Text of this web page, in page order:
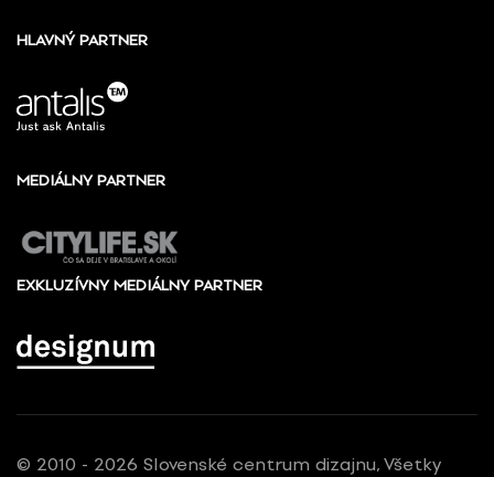
HLAVNÝ PARTNER
MEDIÁLNY PARTNER
EXKLUZÍVNY MEDIÁLNY PARTNER
© 2010 - 2026 Slovenské centrum dizajnu, Všetky